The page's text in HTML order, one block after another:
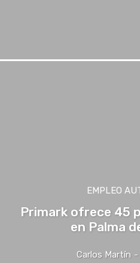
EMPLEO
Primark ofrece 45
en Palma
Carlos Martín -